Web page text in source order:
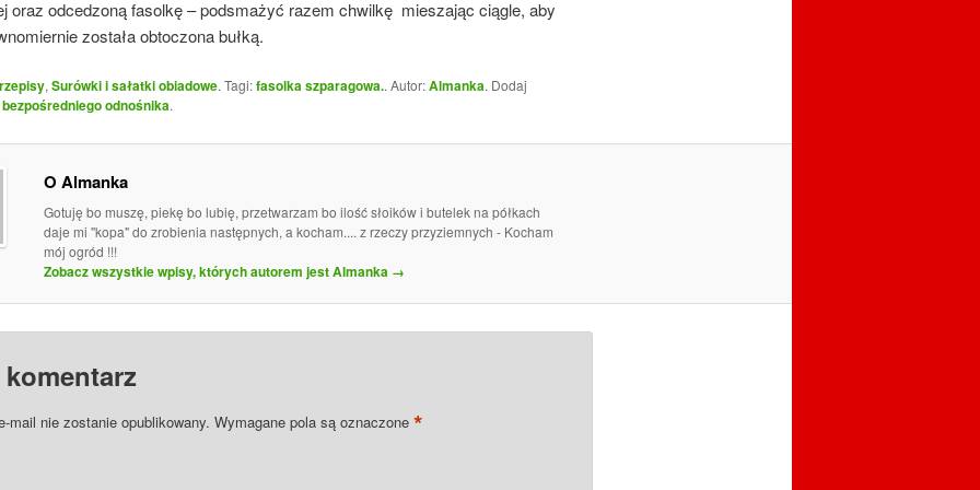
oraz odcedzoną fasolkę – podsmażyć razem chwilkę mieszając ciągle, aby
została obtoczona bułką.
, Surówki i sałatki obiadowe. Tagi:fasolka szparagowa.. Autor:Almanka. Dodaj
bezpośredniego odnośnika.
O Almanka
Gotuję bo muszę, piekę bo lubię, przetwarzam bo ilość słoików i butelek na półkach
daje mi "kopa" do zrobienia następnych, a kocham.... z rzeczy przyziemnych - Kocham
mój ogród !!!
Zobacz wszystkie wpisy, których autorem jest Almanka →
mail nie zostanie opublikowany. Wymagane pola są oznaczone *